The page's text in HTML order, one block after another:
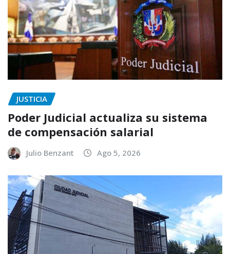
JUSTICIA
Poder Judicial actualiza su sistema
de compensación salarial
Julio Benzant Ago 5, 2026